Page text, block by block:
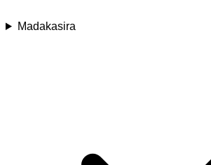
Madakasira